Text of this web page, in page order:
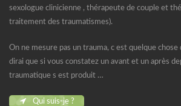
sexologue clinicienne , thérapeute de couple et
traitement des traumatismes).
On ne mesure pas un trauma, c est quelque
dirai que si vous constatez un avant et un après
traumatique s est produit …
Qui suis-je ?